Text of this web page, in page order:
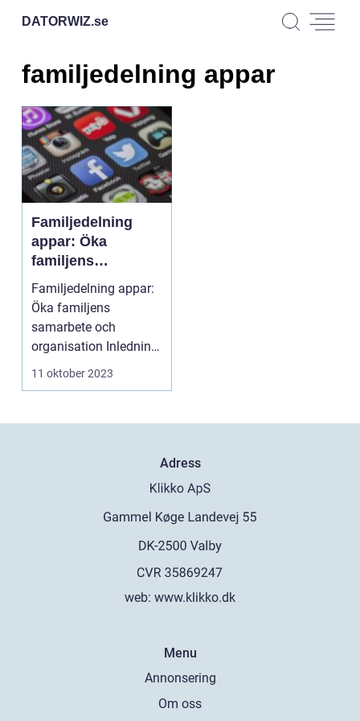
DATORWIZ.se
familjedelning appar
Familjedelning
appar: Öka
familjens
samarbete och
organisation
Familjedelning appar:
Öka familjens
samarbete och
organisation Inledning:
...
11 oktober 2023
Adress
web: www.klikko.dk
Menu
Annonsering
Om oss